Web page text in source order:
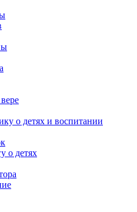
о детях и воспитании
о детях